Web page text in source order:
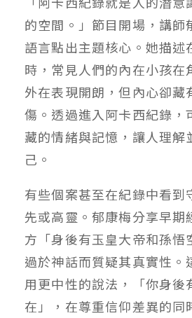
的空間。」節目開場，講師
語言點出主題核心。她描述
時，常見人們的內在小孩在
外在表現開朗，但內心卻藏
傷。透過進入阿卡西紀錄，
藏的情緒與記憶，讓人理解
己。
有些個案甚至在紀錄中看到
先或高靈。郁康梅分享早期
方「身後有玉皇大帝和孫悟
過於神話而質疑其真實性。
用更中性的說法，「你身後
在」，在尊重信仰差異的同